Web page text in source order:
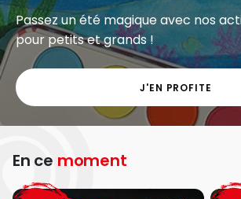
Passez un été magique avec nos
pour petits et grands !
J'EN PROFITE
En ce moment